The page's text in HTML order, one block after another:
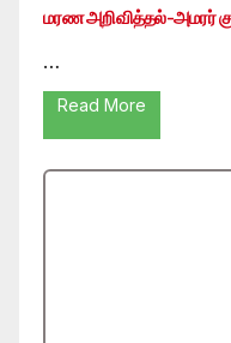
மரண அறிவித்தல்-அமரர்
…
Read More